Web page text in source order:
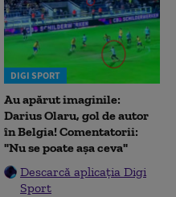
DIGI SPORT
Au apărut imaginile:
Darius Olaru, gol de autor
în Belgia! Comentatorii:
"Nu se poate așa ceva"
Descarcă aplicația Digi
Sport